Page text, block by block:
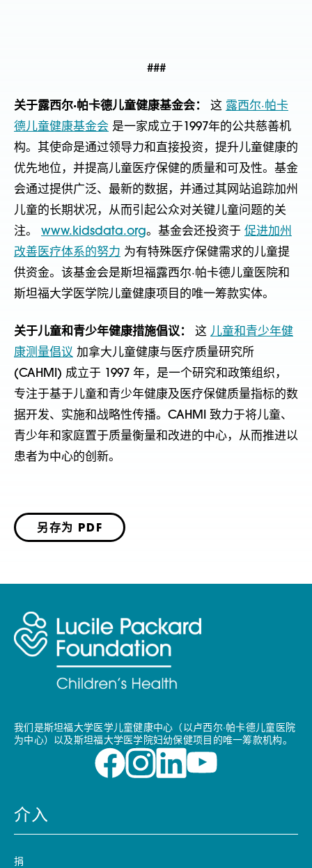
###
关于露西尔·帕卡德儿童健康基金会： 这 露西尔·帕卡
德儿童健康基金会 是一家成立于1997年的公共慈善机
构。其使命是通过领导力和直接投资，提升儿童健康的
优先地位，并提高儿童医疗保健的质量和可及性。基金
会通过提供广泛、最新的数据，并通过其网站追踪加州
儿童的长期状况，从而引起公众对关键儿童问题的关
注。 www.kidsdata.org。基金会还投资于 促进加州
改善医疗体系的努力 为有特殊医疗保健需求的儿童提
供资金。该基金会是斯坦福露西尔·帕卡德儿童医院和
斯坦福大学医学院儿童健康项目的唯一筹款实体。
关于儿童和青少年健康措施倡议： 这 儿童和青少年健
康测量倡议 加拿大儿童健康与医疗质量研究所
(CAHMI) 成立于 1997 年，是一个研究和政策组织，
专注于基于儿童和青少年健康及医疗保健质量指标的数
据开发、实施和战略性传播。CAHMI 致力于将儿童、
青少年和家庭置于质量衡量和改进的中心，从而推进以
患者为中心的创新。
另存为 PDF
我们是斯坦福大学医学儿童健康中心（以卢西尔·帕卡德儿童医院
为中心）以及斯坦福大学医学院妇幼保健项目的唯一筹款机构。
介入
捐